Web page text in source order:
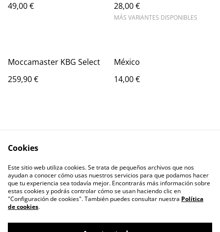
49,00 €
28,00 €
MÁS VARIANTES DISPONIBLES
Moccamaster KBG Select
259,90 €
México
14,00 €
Términos legales
Política de Privacidad
Política de cookies
Contacto
Cookies
Este sitio web utiliza cookies. Se trata de pequeños archivos que nos
ayudan a conocer cómo usas nuestros servicios para que podamos hacer
que tu experiencia sea todavía mejor. Encontrarás más información sobre
estas cookies y podrás controlar cómo se usan haciendo clic en
"Configuración de cookies". También puedes consultar nuestra Política
de cookies.